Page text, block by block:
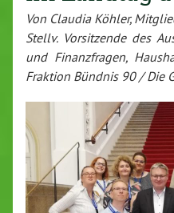
Von Claudia Köhler,
Stellv. Vorsitzende des
und Finanzfragen,
Fraktion Bündnis 90 / Die